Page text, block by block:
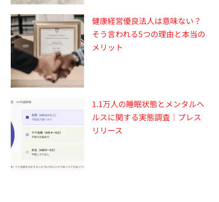
健康経営優良法人は意味ない？
そう言われる5つの理由と本当の
メリット
1.1万人の睡眠状態とメンタルヘ
ルスに関する実態調査｜プレス
リリース